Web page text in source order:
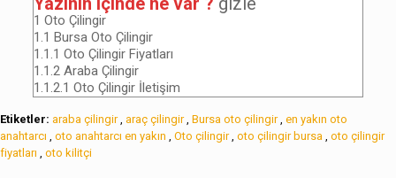
1 Oto Çilingir
1.1 Bursa Oto Çilingir
1.1.1 Oto Çilingir Fiyatları
1.1.2 Araba Çilingir
1.1.2.1 Oto Çilingir İletişim
Etiketler: araba çilingir, araç çilingir, Bursa oto çilingir, en yakın oto
anahtarcı
oto anahtarcı en yakın Oto çilingir, oto çilingir bursa
oto çilingir
fiyatları
oto kilitçi